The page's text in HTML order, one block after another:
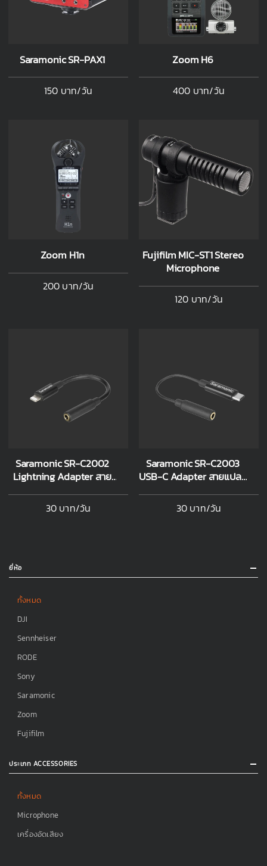
Saramonic SR-PAX1
150 บาท/วัน
Zoom H6
400 บาท/วัน
Zoom H1n
200 บาท/วัน
Fujifilm MIC-ST1 Stereo
Microphone
120 บาท/วัน
Saramonic SR-C2002
Lightning Adapter สาย
FeMale to iPhone
Lightning
30 บาท/วัน
Saramonic SR-C2003
USB-C Adapter สายแปลง
Android
30 บาท/วัน
ยี่ห้อ
ทั้งหมด
DJI
Sennheiser
RODE
Sony
Saramonic
Zoom
Fujifilm
ประเภท ACCESSORIES
ทั้งหมด
Microphone
เครื่องอัดเสียง